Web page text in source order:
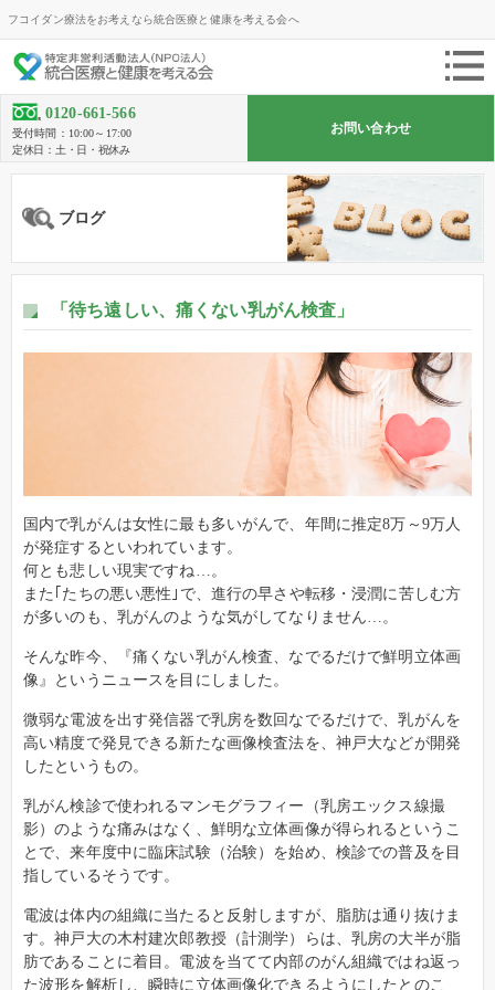
フコイダン療法をお考えなら統合医療と健康を考える会へ
0120-661-566
受付時間：10:00～17:00
定休日：土・日・祝休み
お問い合わせ
ブログ
「待ち遠しい、痛くない乳がん検査」
国内で乳がんは女性に最も多いがんで、年間に推定8万～9万人
が発症するといわれています。
何とも悲しい現実ですね…。
また｢たちの悪い悪性｣で、進行の早さや転移・浸潤に苦しむ方
が多いのも、乳がんのような気がしてなりません…。
そんな昨今、『痛くない乳がん検査、なでるだけで鮮明立体画
像』というニュースを目にしました。
微弱な電波を出す発信器で乳房を数回なでるだけで、乳がんを
高い精度で発見できる新たな画像検査法を、神戸大などが開発
したというもの。
乳がん検診で使われるマンモグラフィー（乳房エックス線撮
影）のような痛みはなく、鮮明な立体画像が得られるというこ
とで、来年度中に臨床試験（治験）を始め、検診での普及を目
指しているそうです。
電波は体内の組織に当たると反射しますが、脂肪は通り抜けま
す。神戸大の木村建次郎教授（計測学）らは、乳房の大半が脂
肪であることに着目。電波を当てて内部のがん組織ではね返っ
た波形を解析し、瞬時に立体画像化できるようにしたとのこ